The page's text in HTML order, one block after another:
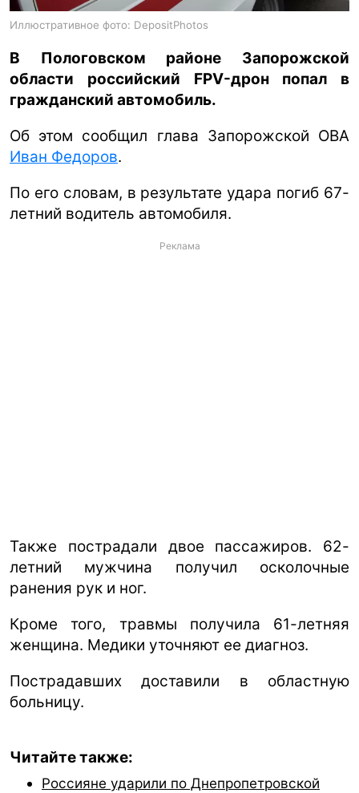
Иллюстративное фото: DepositPhotos
В Пологовском районе Запорожской
области российский FPV-дрон попал в
гражданский автомобиль.
Об этом сообщил глава Запорожской ОВА
Иван Федоров.
По его словам, в результате удара погиб 67-
летний водитель автомобиля.
Реклама
Также пострадали двое пассажиров. 62-
летний мужчина получил осколочные
ранения рук и ног.
Кроме того, травмы получила 61-летняя
женщина. Медики уточняют ее диагноз.
Пострадавших доставили в областную
больницу.
Читайте также:
Россияне ударили по Днепропетровской